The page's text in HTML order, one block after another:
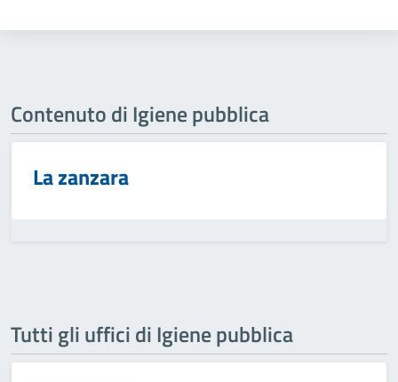
Contenuto di Igiene pubblica
La zanzara
Tutti gli uffici di Igiene pubblica